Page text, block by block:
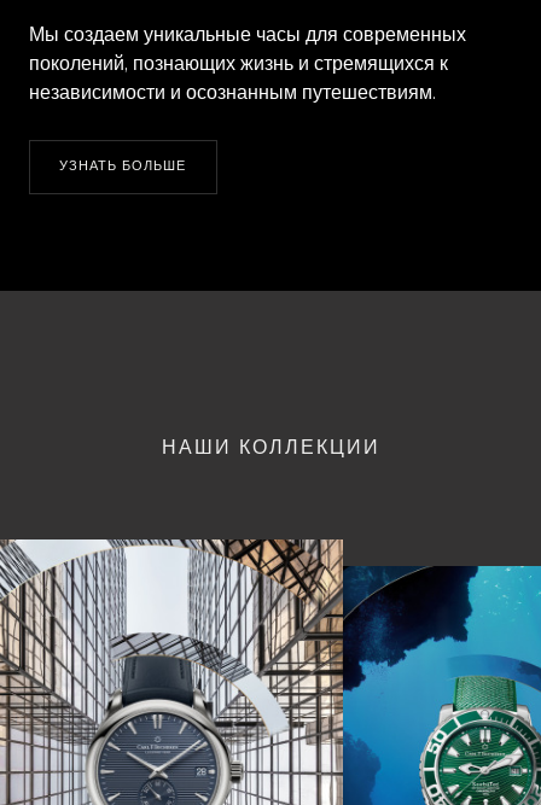
Мы создаем уникальные часы для современных
поколений, познающих жизнь и стремящихся к
независимости и осознанным путешествиям.
УЗНАТЬ БОЛЬШЕ
НАШИ КОЛЛЕКЦИИ